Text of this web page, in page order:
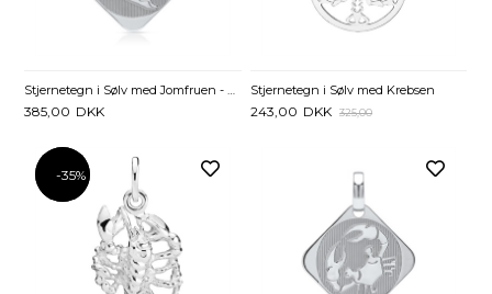
Stjernetegn i Sølv med Jomfruen - Evt. gravering
385,00 DKK
Stjernetegn i Sølv med Krebsen
243,00 DKK 325,00
-35%
-35%